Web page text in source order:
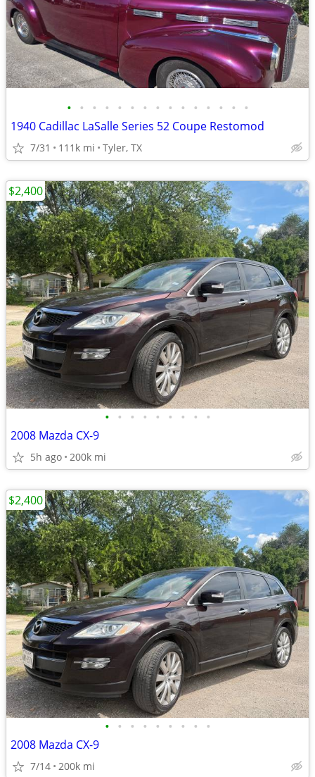
• • • • • • • • • • • • • • •
1940 Cadillac LaSalle Series 52 Coupe Restomod
7/31 111k mi Tyler, TX
• • • • • • • • •
2008 Mazda CX-9
5h ago 200k mi
$2,400
• • • • • • • • •
2008 Mazda CX-9
7/14 200k mi
$2,400